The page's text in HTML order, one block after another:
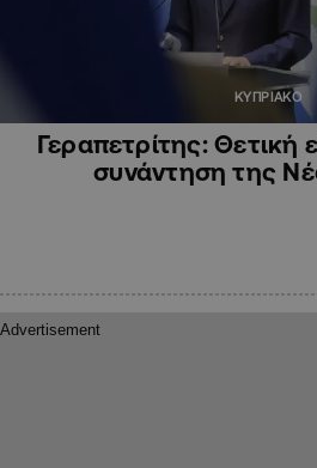
ΚΥΠΡΙΑΚΟ
Γεραπετρίτης: Θετική
συνάντηση της